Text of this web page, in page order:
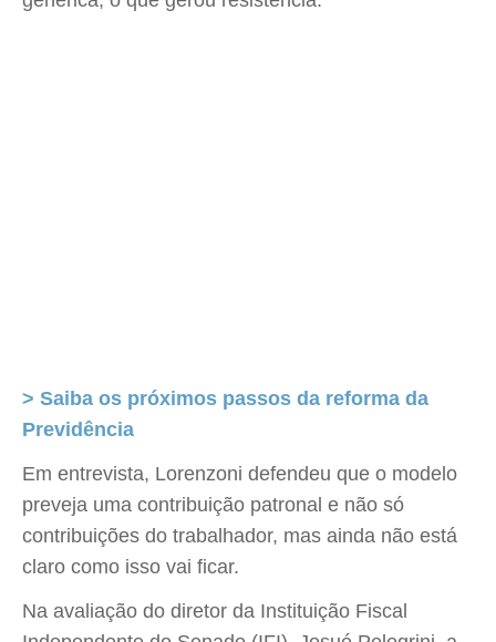
> Saiba os próximos passos da reforma da
Previdência
Em entrevista, Lorenzoni defendeu que o modelo
preveja uma contribuição patronal e não só
contribuições do trabalhador, mas ainda não está
claro como isso vai ficar.
Na avaliação do diretor da Instituição Fiscal